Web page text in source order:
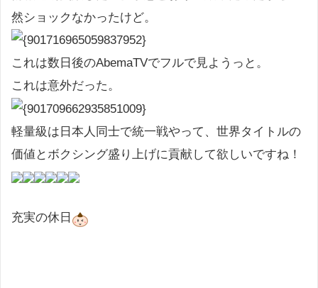
然ショックなかったけど。
これは数日後のAbemaTVでフルで見ようっと。
これは意外だった。
軽量級は日本人同士で統一戦やって、世界タイトルの
価値とボクシング盛り上げに貢献して欲しいですね！
充実の休日